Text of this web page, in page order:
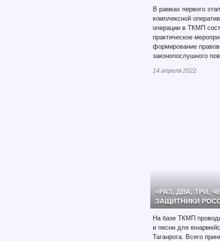
В рамках первого
комплексной
операции в ТКМП
практическое
формирование
законопослушного
14 апреля 2022
«РАЗ, ДВА, ТРИ,
ЗАЩИТНИКИ
На базе ТКМП
и песни для
Таганрога. Всего